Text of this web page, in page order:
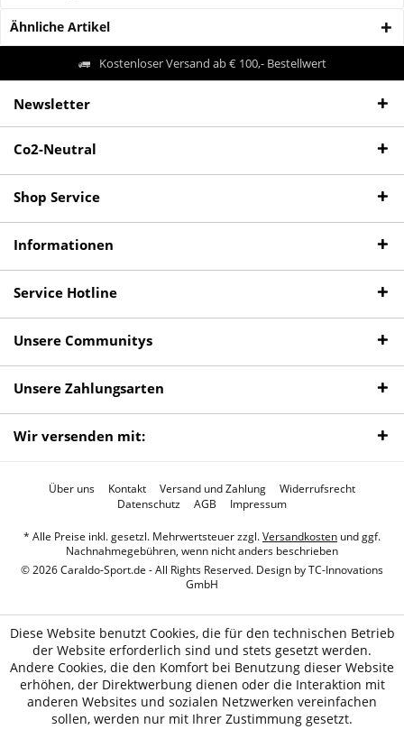
Ähnliche Artikel
Kostenloser Versand ab € 100,- Bestellwert
Newsletter
Co2-Neutral
Shop Service
Informationen
Service Hotline
Unsere Communitys
Unsere Zahlungsarten
Wir versenden mit:
Über uns Kontakt Versand und Zahlung
Widerrufsrecht
Datenschutz
AGB Impressum
* Alle Preise inkl. gesetzl. Mehrwertsteuer zzgl.Versandkosten und ggf.
Nachnahmegebühren, wenn nicht anders beschrieben
© 2026 Caraldo-Sport.de - All Rights Reserved. Design byTC-Innovations
GmbH
Diese Website benutzt Cookies, die für den technischen Betrieb
der Website erforderlich sind und stets gesetzt werden.
Andere Cookies, die den Komfort bei Benutzung dieser Website
erhöhen, der Direktwerbung dienen oder die Interaktion mit
anderen Websites und sozialen Netzwerken vereinfachen
sollen, werden nur mit Ihrer Zustimmung gesetzt.